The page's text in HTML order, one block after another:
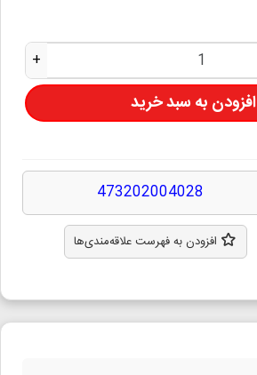
+
افزودن به سبد خرید
473202004028
افزودن به فهرست علاقه‌مندی‌ها